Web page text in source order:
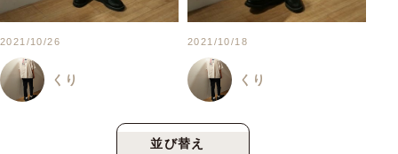
2021/10/26
くり
2021/10/18
くり
並び替え